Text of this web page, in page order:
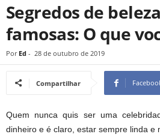
Segredos de
famosas: O que
Por Ed - 28 de outubro de 2019
Compartilhar
Quem nunca quis ser uma
dinheiro e é claro, estar sempre linda e